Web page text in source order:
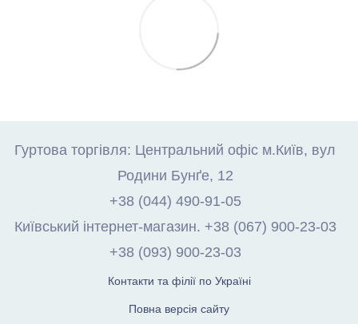
Гуртова торгівля: Центральний офіс м.Київ, вул
Родини Бунґе, 12
+38 (044) 490-91-05
Київський інтернет-магазин. +38 (067) 900-23-03
+38 (093) 900-23-03
Контакти та філії по Україні
Повна версія сайту